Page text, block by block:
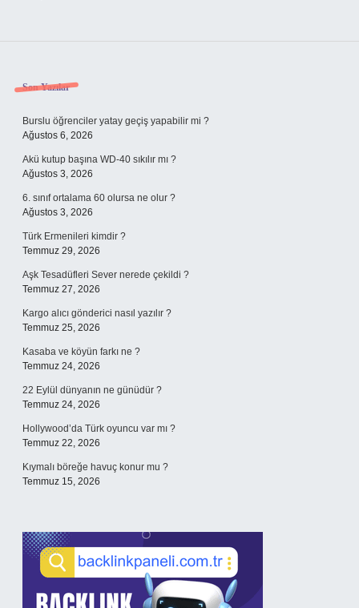
Sidebar
Son Yazılar
Burslu öğrenciler yatay geçiş yapabilir mi ?
Ağustos 6, 2026
Akü kutup başına WD-40 sıkılır mı ?
Ağustos 3, 2026
6. sınıf ortalama 60 olursa ne olur ?
Ağustos 3, 2026
Türk Ermenileri kimdir ?
Temmuz 29, 2026
Aşk Tesadüfleri Sever nerede çekildi ?
Temmuz 27, 2026
Kargo alıcı gönderici nasıl yazılır ?
Temmuz 25, 2026
Kasaba ve köyün farkı ne ?
Temmuz 24, 2026
22 Eylül dünyanın ne günüdür ?
Temmuz 24, 2026
Hollywood’da Türk oyuncu var mı ?
Temmuz 22, 2026
Kıymalı böreğe havuç konur mu ?
Temmuz 15, 2026